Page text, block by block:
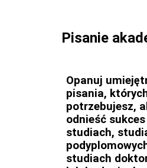
Pisanie
Opanuj
pisania,
potrzebujesz,
odnieść
studiach,
studiach